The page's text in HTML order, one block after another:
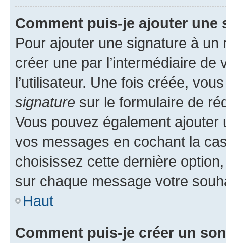
Comment puis-je ajouter une
Pour ajouter une signature à un
créer une par l’intermédiaire
l’utilisateur. Une fois créée,
signature sur le formulaire de
Vous pouvez également
vos messages en cochant la
choisissez cette dernière
sur chaque message votre
Haut
Comment puis-je créer un